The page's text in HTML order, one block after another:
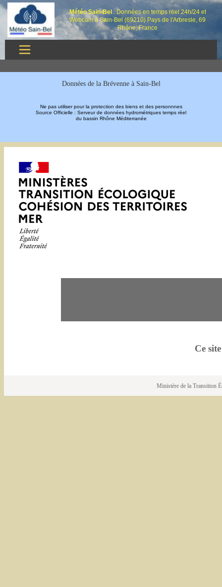
Météo Sain-Bel : Données en temps réel 24h/24 et
Webcam à Sain-Bel (69210) Pays de l'Arbresle, 69
Rhône, France
Données de la Brévenne à Sain-Bel
Ne pas utiliser pour la protection des biens et des personnnes
Source Officielle : Serveur de données hydrométriques temps réel
du bassin Rhône Méditerranée